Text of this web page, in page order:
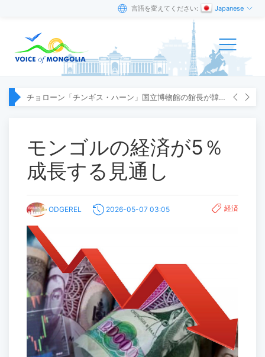
言語を変えてください: Japanese
チョローン「チンギス・ハーン」国立博物館の館長が韓国へ出張
モンゴルの経済が5％
成長する見通し
ODGEREL 2026-05-07 03:05 経済